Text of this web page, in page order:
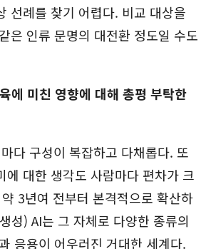
선례를 찾기 어렵다. 비교 대상을
은 인류 문명의 대전환 정도일 수도
에 미친 영향에 대해 총평 부탁한
다 구성이 복잡하고 다채롭다. 또
에 대한 생각도 사람마다 편차가 크
3년여 전부터 본격적으로 확산하
성) AI는 그 자체로 다양한 종류의
응용이 어우러진 거대한 세계다.